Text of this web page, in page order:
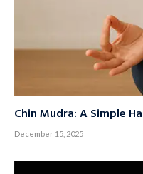
Chin Mudra: A Simple
December 15, 2025